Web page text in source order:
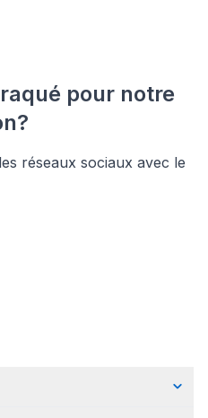
pour notre
réseaux sociaux avec le